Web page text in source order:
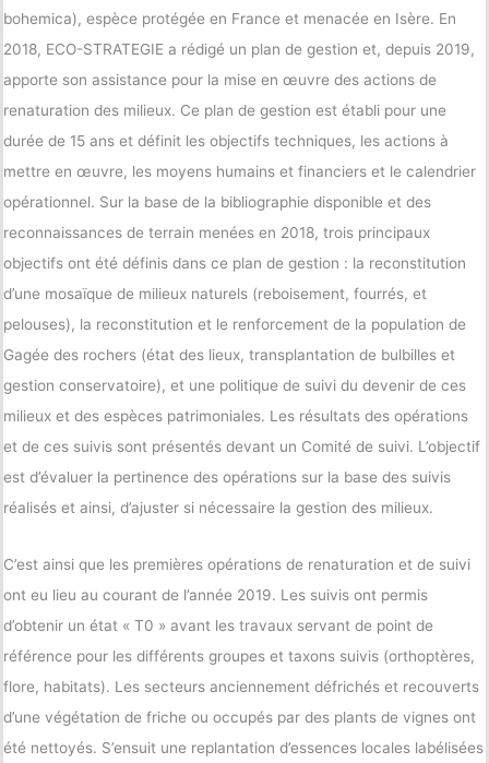
bohemica), espèce protégée en France et menacée en Isère. En
2018, ECO-STRATEGIE a rédigé un plan de gestion et, depuis 2019,
apporte son assistance pour la mise en œuvre des actions de
renaturation des milieux. Ce plan de gestion est établi pour une
durée de 15 ans et définit les objectifs techniques, les actions à
mettre en œuvre, les moyens humains et financiers et le calendrier
opérationnel. Sur la base de la bibliographie disponible et des
reconnaissances de terrain menées en 2018, trois principaux
objectifs ont été définis dans ce plan de gestion : la reconstitution
d’une mosaïque de milieux naturels (reboisement, fourrés, et
pelouses), la reconstitution et le renforcement de la population de
Gagée des rochers (état des lieux, transplantation de bulbilles et
gestion conservatoire), et une politique de suivi du devenir de ces
milieux et des espèces patrimoniales. Les résultats des opérations
et de ces suivis sont présentés devant un Comité de suivi. L’objectif
est d’évaluer la pertinence des opérations sur la base des suivis
réalisés et ainsi, d’ajuster si nécessaire la gestion des milieux.
C’est ainsi que les premières opérations de renaturation et de suivi
ont eu lieu au courant de l’année 2019. Les suivis ont permis
d’obtenir un état « T0 » avant les travaux servant de point de
référence pour les différents groupes et taxons suivis (orthoptères,
flore, habitats). Les secteurs anciennement défrichés et recouverts
d’une végétation de friche ou occupés par des plants de vignes ont
été nettoyés. S’ensuit une replantation d’essences locales labélisées